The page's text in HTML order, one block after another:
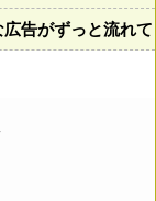
告がずっと流れて